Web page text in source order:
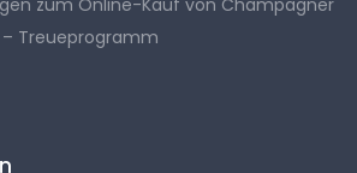
Tsarine Premier
Blasenballett mit
Treueprogramm